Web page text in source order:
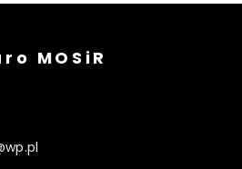
MOSiR